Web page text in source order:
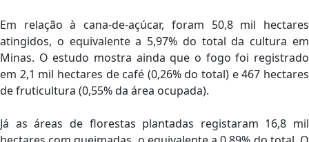
Em relação à cana-de-açúcar, foram 50,8 mil hectares
atingidos, o equivalente a 5,97% do total da cultura em
Minas. O estudo mostra ainda que o fogo foi registrado
em 2,1 mil hectares de café (0,26% do total) e 467 hectares
de fruticultura (0,55% da área ocupada).
Já as áreas de florestas plantadas registaram 16,8 mil